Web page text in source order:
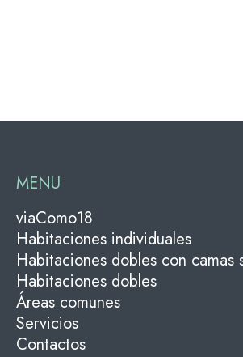
MENU
viaComo18
Habitaciones individuales
Habitaciones dobles con camas
Habitaciones dobles
Áreas comunes
Servicios
Contactos